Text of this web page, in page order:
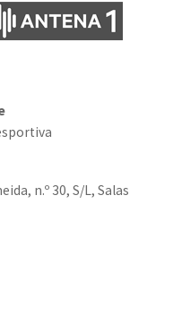
n.º 30, S/L, Salas